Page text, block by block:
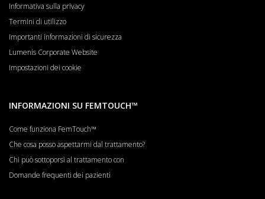
Informativa sulla privacy
Termini di utilizzo
Importanti informazioni di sicurezza
Lumenis Corporate Website
Impostazioni dei cookie
INFORMAZIONI SU FEMTOUCH™
Come funziona FemTouch™
Che cosa posso aspettarmi dal trattamento?
Chi può sottoporsi al trattamento con
Domande frequenti dei pazienti